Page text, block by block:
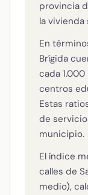
provincia
la
En
Brígida
cada
centros
Estas
de
municipio.
El índice
calles de
medio),